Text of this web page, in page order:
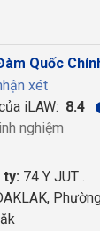
Quốc
xét
iLAW: 8.4
nghiệm
ty: 74 Y JUT .